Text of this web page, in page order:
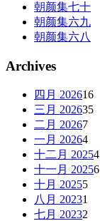
朝颜集七十
朝颜集六九
朝颜集六八
Archives
四月 202616
三月 202635
二月 20267
一月 20264
十二月 20254
十一月 20256
十月 20255
八月 20231
七月 20232